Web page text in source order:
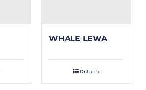
WHALE LEWA
Details